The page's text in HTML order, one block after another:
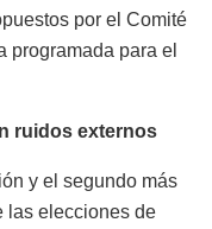
por el Comité
programada para el
ruidos externos
y el segundo más
las elecciones de